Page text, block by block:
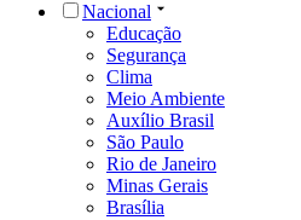
Nacional
Educação
Segurança
Clima
Meio Ambiente
Auxílio Brasil
São Paulo
Rio de Janeiro
Minas Gerais
Brasília